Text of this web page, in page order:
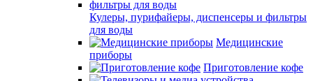
Кулеры, пурифайеры, диспенсеры и фильтры
для воды
Медицинские
приборы
Приготовление кофе